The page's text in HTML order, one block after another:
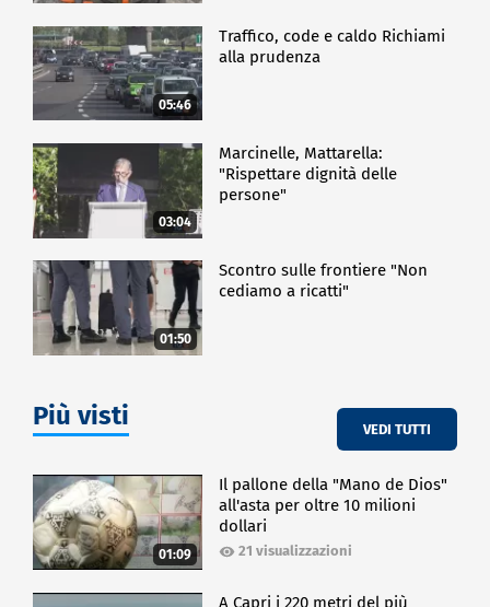
05:46
Traffico, code e caldo Richiami
alla prudenza
03:04
Marcinelle, Mattarella:
"Rispettare dignità delle
persone"
01:50
Scontro sulle frontiere "Non
cediamo a ricatti"
Più visti VEDI TUTTI
01:09
Il pallone della "Mano de Dios"
all'asta per oltre 10 milioni
dollari
21 visualizzazioni
A Capri i 220 metri del più